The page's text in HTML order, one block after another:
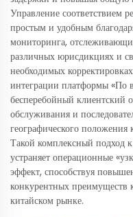
Управление соответствием
простым и удобным
мониторинга,
различных юрисдикциях и
необходимых
интеграции платформы «По
бесперебойный клиентский
обслуживания и
географического положения
Такой комплексный подход
устраняет операционные
эффект, способствуя
конкурентных
китайском рынке.